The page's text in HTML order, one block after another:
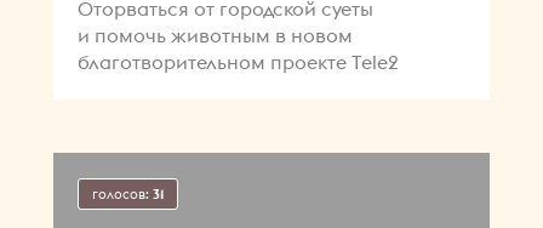
Оторваться от городской суеты
и помочь животным в новом
благотворительном проекте Tele2
голосов: 31